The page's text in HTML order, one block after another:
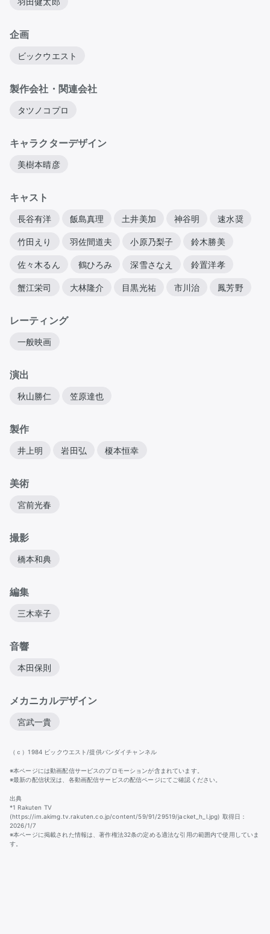
企画
ビックウエスト
製作会社・関連会社
タツノコプロ
キャラクターデザイン
美樹本晴彦
キャスト
長谷有洋 飯島真理 土井美加 神谷明 速水奨
竹田えり 羽佐間道夫 小原乃梨子 鈴木勝美
佐々木るん 鶴ひろみ 深雪さなえ 鈴置洋孝
蟹江栄司 大林隆介 目黒光祐 市川治 鳳芳野
レーティング
一般映画
演出
秋山勝仁 笠原達也
製作
井上明 岩田弘 榎本恒幸
美術
宮前光春
撮影
橋本和典
編集
三木幸子
音響
本田保則
メカニカルデザイン
宮武一貴
（ｃ）1984 ビックウエスト/提供バンダイチャンネル
※本ページには動画配信サービスのプロモーションが含まれています。
※最新の配信状況は、各動画配信サービスの配信ページにてご確認ください。
出典
*1 Rakuten TV
(https://im.akimg.tv.rakuten.co.jp/content/59/91/29519/jacket_h_l.jpg) 取得日：
2026/1/7
※本ページに掲載された情報は、著作権法32条の定める適法な引用の範囲内で使用していま
す。